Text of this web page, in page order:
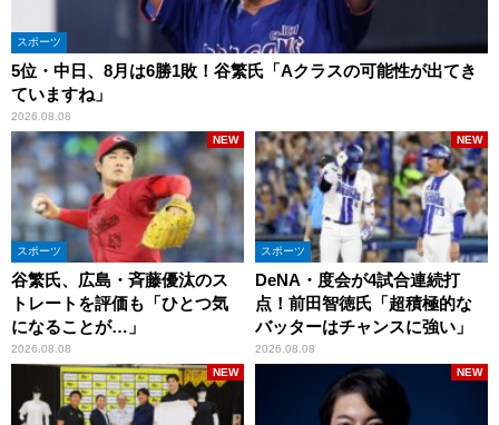
スポーツ
5位・中日、8月は6勝1敗！谷繁氏「Aクラスの可能性が出てき
ていますね」
2026.08.08
スポーツ
谷繁氏、広島・斉藤優汰のス
トレートを評価も「ひとつ気
になることが…」
2026.08.08
NEW
スポーツ
DeNA・度会が4試合連続打
点！前田智徳氏「超積極的な
バッターはチャンスに強い」
2026.08.08
NEW
NEW NEW